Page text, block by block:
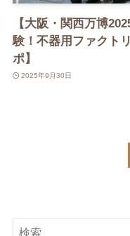
【大阪・関西万博
験！不器用ファクト
ポ】
2025年9月30日